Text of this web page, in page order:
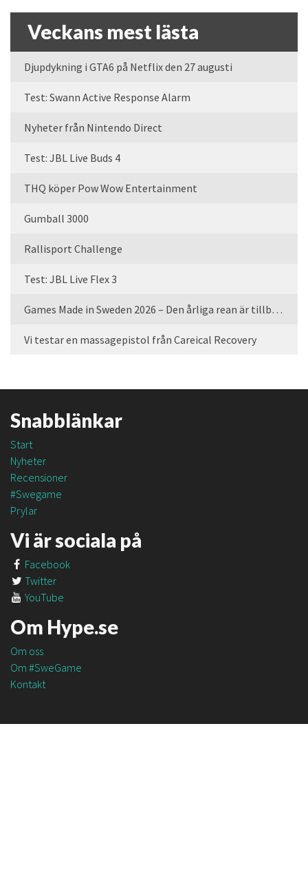
Veckans mest lästa
Djupdykning i GTA6 på Netflix den 27 augusti
Test: Swann Active Response Alarm
Nyheter från Nintendo Direct
Test: JBL Live Buds 4
THQ köper Pow Wow Entertainment
Gumball 3000
Rallisport Challenge
Test: JBL Live Flex 3
Games Made in Sweden 2026 – Den årliga rean är tillbaka
Vi testar en massagepistol från Careical Recovery
Snabblänkar
Start
Nyheter
Recensioner
#Swegame
Prylar
Vi är sociala på
Facebook
Twitter
YouTube
Om Hype.se
Om oss
Om #SweGame
Kontakt